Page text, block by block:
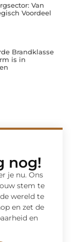
Van
Voordeel
Brandklasse
is in
nog!
je nu. Ons
stem te
wereld te
en zet de
en